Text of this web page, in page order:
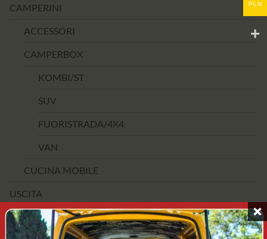
CAMPERINI
ACCESSORI
CAMPERBOX
KOMBI/ST
SUV
FUORISTRADA/4X4
VAN
CUCINA MOBILE
USCITA
FASCIA DI PREZZO
PLN